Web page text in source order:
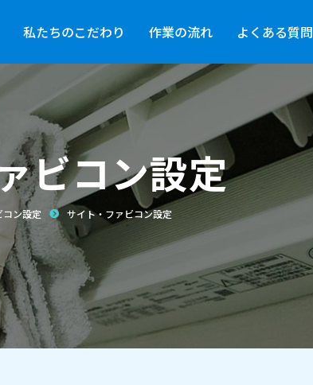
ちのこだわり 作業の流れ よくある質問
私たちのこだわり 作業の流れ よくある質問
ビコン設定
コン設定 サイト・ファビコン設定